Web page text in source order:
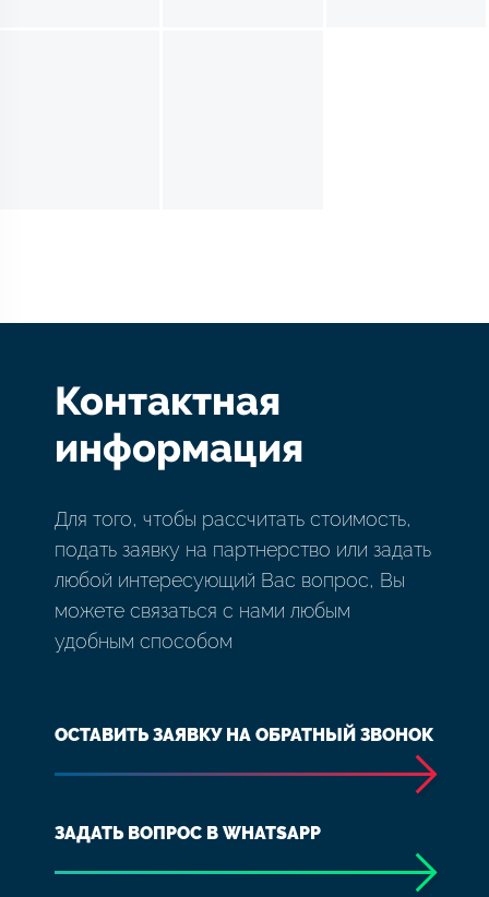
Контактная
информация
Для того, чтобы рассчитать стоимость,
подать заявку на партнерство или задать
любой интересующий Вас вопрос, Вы
можете связаться с нами любым
удобным способом
ОСТАВИТЬ ЗАЯВКУ НА ОБРАТНЫЙ ЗВОНОК
ЗАДАТЬ ВОПРОС В WHATSAPP